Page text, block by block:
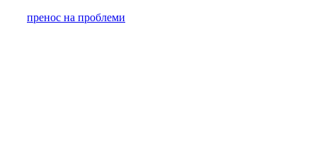
пренос на проблеми